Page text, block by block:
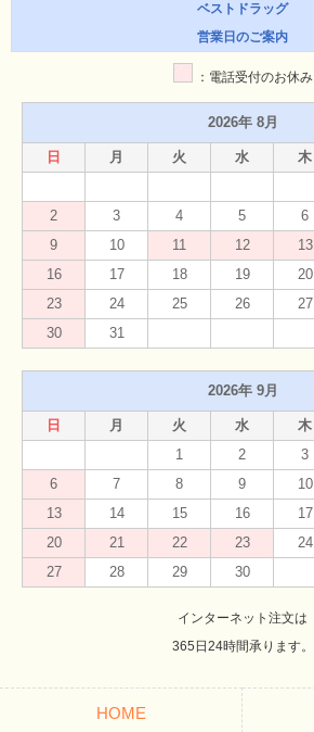
ベストドラッグ
営業日のご案内
：電話受付のお休み
2026年 8月
日 月 火 水 木
2
3 4 5 6
9
10 11 12 13
16
17 18 19 20
23
24 25 26 27
30
31
2026年 9月
日 月 火 水 木
1
2 3
6
7 8 9 10
13
14 15 16 17
20
21 22 23 24
27
28 29 30
インターネット注文は
365日24時間承ります。
HOME